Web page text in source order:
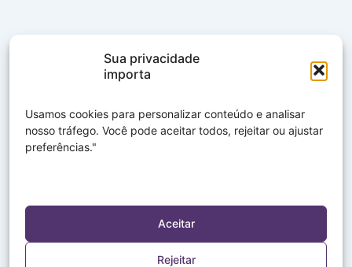
Sua privacidade
importa
Usamos cookies para personalizar conteúdo e analisar
nosso tráfego. Você pode aceitar todos, rejeitar ou ajustar
preferências."
Aceitar
Rejeitar